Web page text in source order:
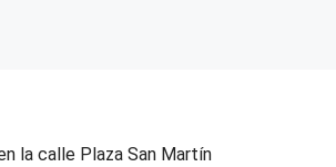
la calle Plaza San Martín